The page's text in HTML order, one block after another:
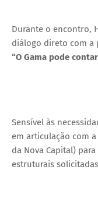
Durante o encontro,
diálogo direto com a
“O Gama pode
Sensível às
em articulação com a
da Nova Capital)
estruturais